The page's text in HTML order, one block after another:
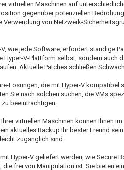
virtuellen Maschinen auf
gegenüber potenziellen
von Netzwerk-
wie jede Software, erfordert ständige
V-Plattform selbst, sondern auch
Aktuelle Patches schließen
Lösungen, die mit Hyper-V kompatibel
Sie nach solchen suchen, die VMs
beeinträchtigen.
virtuellen Maschinen können Ihnen
aktuelles Backup Ihr bester Freund
zugänglich sind.
Hyper-V geliefert werden, wie Secure
frei von Manipulation ist. Sie bieten